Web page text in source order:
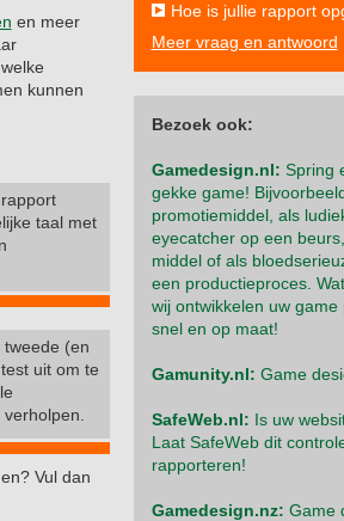
en meer
kunnen
taal met
(en
uit om te
Vul dan
Hoe is jullie rapport
Meer vraag en antwoord
Bezoek ook:
Gamedesign.nl: Spring
gekke game!
promotiemiddel, als
eyecatcher op een
middel of als
een productieproces.
wij ontwikkelen uw game
snel en op maat!
Gamunity.nl: Game
SafeWeb.nl: Is uw
Laat SafeWeb dit
rapporteren!
Gamedesign.nz: Game